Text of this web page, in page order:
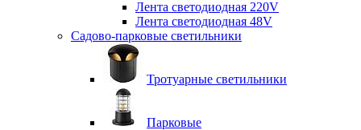
Лента светодиодная 220V
Лента светодиодная 48V
Садово-парковые светильники
Тротуарные светильники
Парковые